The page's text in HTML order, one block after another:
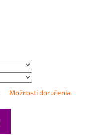
Možnosti doručenia